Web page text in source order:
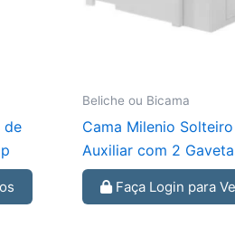
de
Beliche ou Bicama
Cama Milenio
Auxiliar com 2
Faça Login para